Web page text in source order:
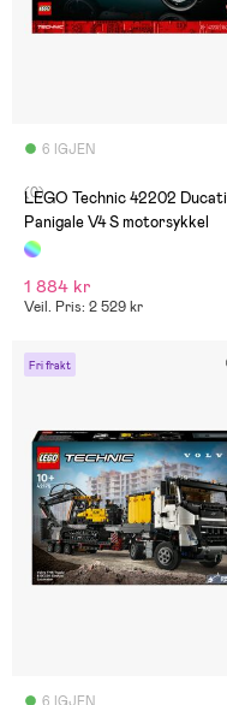
6 IGJEN
(0)
LEGO Technic 42202 Ducati
Panigale V4 S motorsykkel
1 884 kr
Veil. Pris: 2 529 kr
Fri frakt
6 IGJEN